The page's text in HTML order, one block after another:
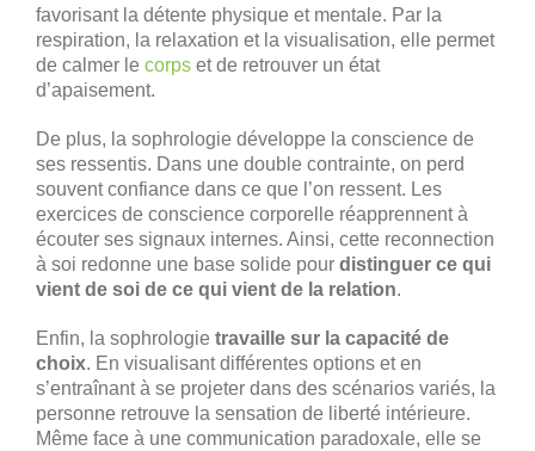
favorisant la détente physique et mentale. Par la
respiration, la relaxation et la visualisation, elle permet
de calmer le corps et de retrouver un état
d’apaisement.
De plus, la sophrologie développe la conscience de
ses ressentis. Dans une double contrainte, on perd
souvent confiance dans ce que l’on ressent. Les
exercices de conscience corporelle réapprennent à
écouter ses signaux internes. Ainsi, cette reconnection
à soi redonne une base solide pour distinguer ce qui
vient de soi de ce qui vient de la relation.
Enfin, la sophrologie travaille sur la capacité de
choix. En visualisant différentes options et en
s’entraînant à se projeter dans des scénarios variés, la
personne retrouve la sensation de liberté intérieure.
Même face à une communication paradoxale, elle se